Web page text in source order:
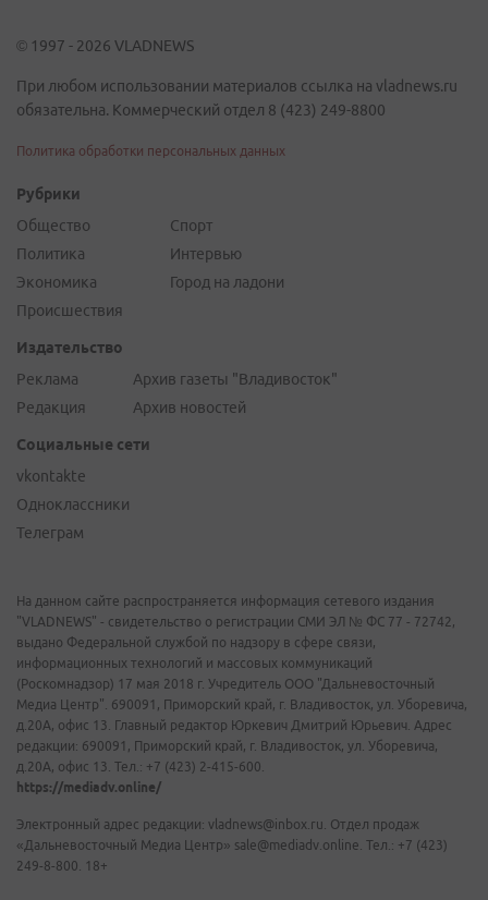
© 1997 - 2026 VLADNEWS
При любом использовании материалов ссылка на vladnews.ru
обязательна. Коммерческий отдел 8 (423) 249-8800
Политика обработки персональных данных
Рубрики
Общество
Политика
Экономика
Происшествия
Спорт
Интервью
Город на ладони
Издательство
Реклама
Редакция
Архив газеты "Владивосток"
Архив новостей
Социальные сети
vkontakte
Одноклассники
Телеграм
На данном сайте распространяется информация сетевого издания
"VLADNEWS" - свидетельство о регистрации СМИ ЭЛ № ФС 77 - 72742,
выдано Федеральной службой по надзору в сфере связи,
информационных технологий и массовых коммуникаций
(Роскомнадзор) 17 мая 2018 г. Учредитель ООО "Дальневосточный
Медиа Центр". 690091, Приморский край, г. Владивосток, ул. Уборевича,
д.20А, офис 13. Главный редактор Юркевич Дмитрий Юрьевич. Адрес
редакции: 690091, Приморский край, г. Владивосток, ул. Уборевича,
д.20А, офис 13. Тел.: +7 (423) 2-415-600.
https://mediadv.online/
Электронный адрес редакции: vladnews@inbox.ru. Отдел продаж
«Дальневосточный Медиа Центр» sale@mediadv.online. Тел.: +7 (423)
249-8-800. 18+